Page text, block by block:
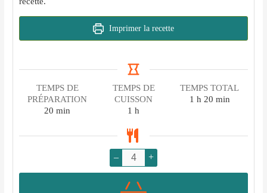
Imprimer la recette
TEMPS DE
PRÉPARATION
20 minutes
min
TEMPS DE
CUISSON
1 heure
h
TEMPS TOTAL
1 heure
h 20minutes
min
– +